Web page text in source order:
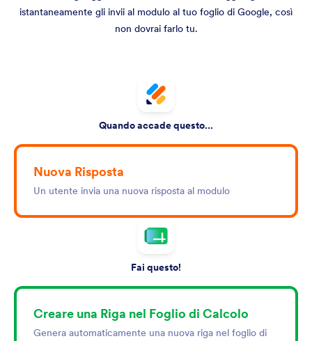
istantaneamente gli invii al modulo al tuo foglio di Google, così
non dovrai farlo tu.
Quando accade questo...
Nuova Risposta
Un utente invia una nuova risposta al modulo
Fai questo!
Creare una Riga nel Foglio di Calcolo
Genera automaticamente una nuova riga nel foglio di